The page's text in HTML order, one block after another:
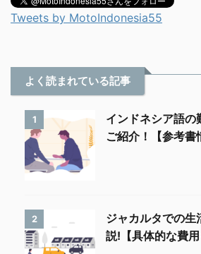
Tweets by MotoIndonesia55
よく読まれている記事
1
インドネシア語の
ご紹介！【参考書
2
ジャカルタでの生
説!【具体的な費用